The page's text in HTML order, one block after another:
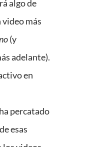
algo de
más
(y
adelante).
en
percatado
esas